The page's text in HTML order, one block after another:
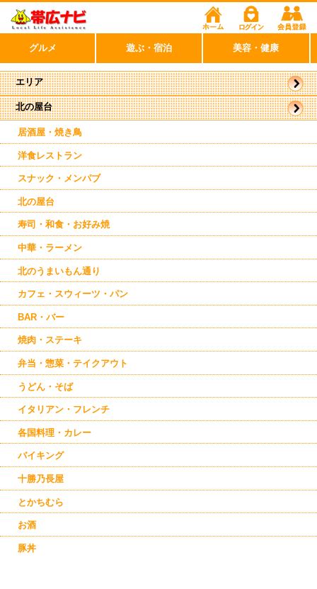
北の屋台
居酒屋・焼き鳥
洋食レストラン
スナック・メンパブ
北の屋台
寿司・和食・お好み焼
中華・ラーメン
北のうまいもん通り
カフェ・スウィーツ・パン
BAR・バー
焼肉・ステーキ
弁当・惣菜・テイクアウト
うどん・そば
イタリアン・フレンチ
各国料理・カレー
バイキング
十勝乃長屋
とかちむら
お酒
豚丼
エリア
帯広市
駅周辺
グルメ 遊ぶ・宿泊 美容・健康